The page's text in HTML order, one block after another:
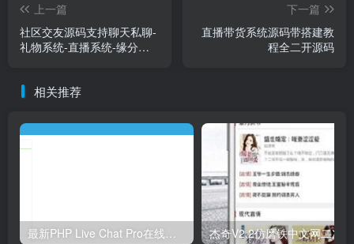
上一篇
社区交友源码支持聊天私聊-
礼物系统-直播系统-缘分匹
下一篇
直播带货系统源码带搭建教
程全二开源码
相关推荐
最新PHP Live Chat Pro在线客服系统源码-含App+详细使用视频教程，支持无限客服